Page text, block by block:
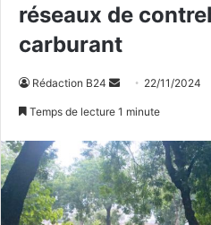
réseaux de
carburant
Rédaction B24
o
y
e
r
22/11/2024
Temps de lecture 1 minute